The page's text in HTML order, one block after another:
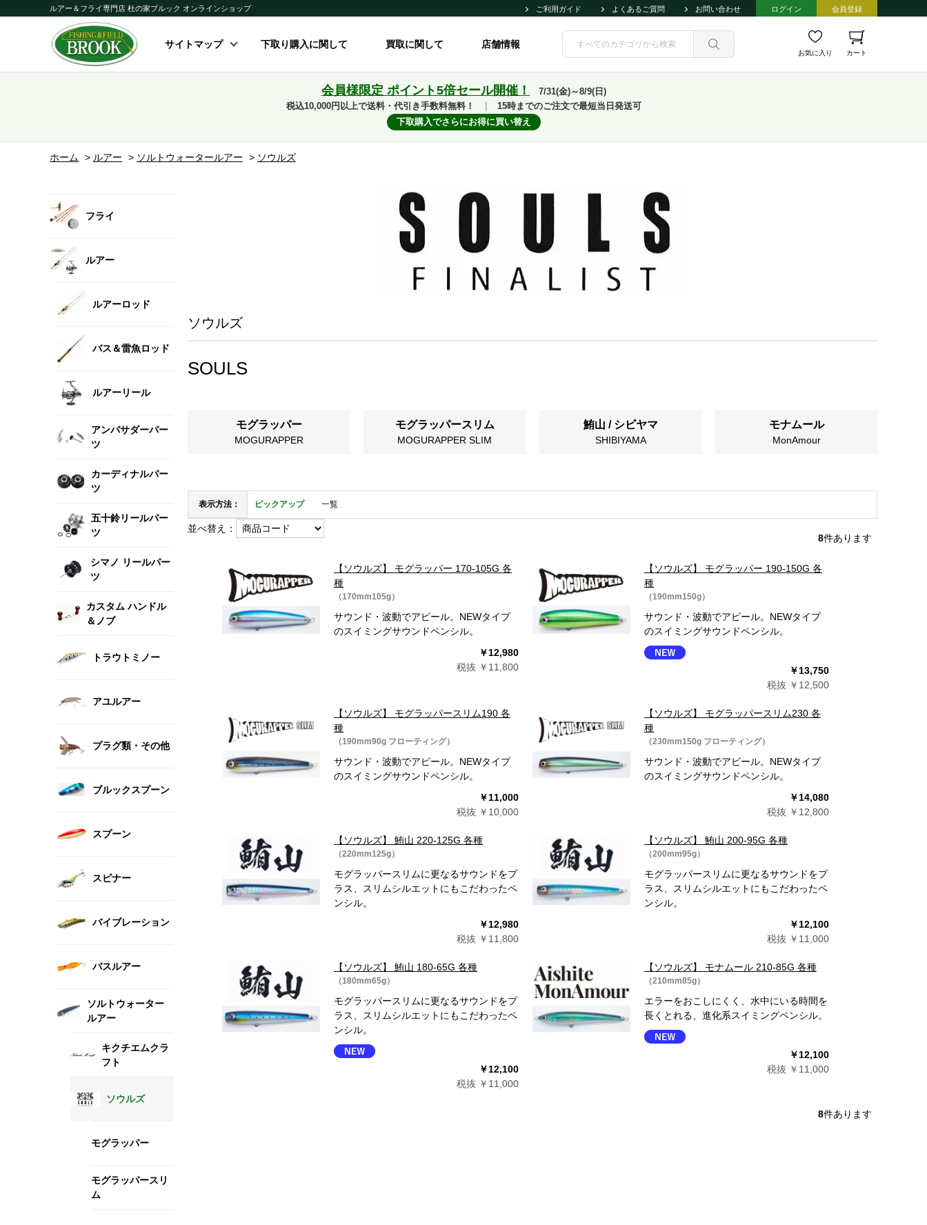
ルアー＆フライ専門店 杜の家ブルック オンラインショップ ご利用ガイド よくあるご質問 お問い合わせ ログイン 会員登録
サイトマップ 下取り購入に関して 買取に関して 店舗情報
お気に入り カート
会員様限定 ポイント5倍セール開催！
7/31(金)～8/9(日)
税込10,000円以上で送料・代引き手数料無料！
15時までのご注文で最短当日発送可
下取購入でさらにお得に買い替え
ホーム > ルアー > ソルトウォータールアー > ソウルズ
フライ
ルアー
ルアーロッド
バス＆雷魚ロッド
ルアーリール
アンバサダーパー
ツ
カーディナルパー
ツ
五十鈴リールパー
ツ
シマノ リールパー
ツ
カスタム ハンドル
＆ノブ
トラウトミノー
アユルアー
プラグ類・その他
ブルックスプーン
スプーン
スピナー
バイブレーション
バスルアー
ソルトウォーター
ルアー
キクチエムクラ
フト
ソウルズ
モグラッパー
モグラッパースリ
ム
ソウルズ
SOULS
モグラッパー
MOGURAPPER
モグラッパースリム
MOGURAPPER SLIM
鮪山 / シビヤマ
SHIBIYAMA
モナムール
MonAmour
表示方法： ピックアップ 一覧
並べ替え：
8件あります
【ソウルズ】 モグラッパー 170-105G 各
種
（170mm105g）
サウンド・波動でアピール。NEWタイプ
のスイミングサウンドペンシル。
￥12,980
税抜 ￥11,800
【ソウルズ】 モグラッパー 190-150G 各
種
（190mm150g）
サウンド・波動でアピール。NEWタイプ
のスイミングサウンドペンシル。
￥13,750
税抜 ￥12,500
【ソウルズ】 モグラッパースリム190 各
種
（190mm90g フローティング）
サウンド・波動でアピール。NEWタイプ
のスイミングサウンドペンシル。
￥11,000
税抜 ￥10,000
【ソウルズ】 モグラッパースリム230 各
種
（230mm150g フローティング）
サウンド・波動でアピール。NEWタイプ
のスイミングサウンドペンシル。
￥14,080
税抜 ￥12,800
【ソウルズ】 鮪山 220-125G 各種
（220mm125g）
モグラッパースリムに更なるサウンドをプ
ラス、スリムシルエットにもこだわったペ
ンシル。
￥12,980
税抜 ￥11,800
【ソウルズ】 鮪山 200-95G 各種
（200mm95g）
モグラッパースリムに更なるサウンドをプ
ラス、スリムシルエットにもこだわったペ
ンシル。
￥12,100
税抜 ￥11,000
【ソウルズ】 鮪山 180-65G 各種
（180mm65g）
モグラッパースリムに更なるサウンドをプ
ラス、スリムシルエットにもこだわったペ
ンシル。
￥12,100
税抜 ￥11,000
【ソウルズ】 モナムール 210-85G 各種
（210mm85g）
エラーをおこしにくく、水中にいる時間を
長くとれる、進化系スイミングペンシル。
￥12,100
税抜 ￥11,000
8件あります